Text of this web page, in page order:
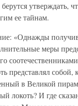
утверждать,
ее тайнам.
«Однажды
меры
представлял собой,
в Великой
локоть? И где